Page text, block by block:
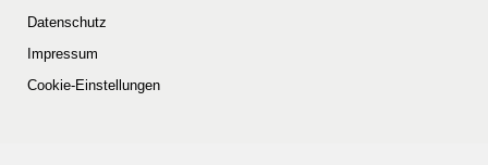
Datenschutz
Impressum
Cookie-Einstellungen